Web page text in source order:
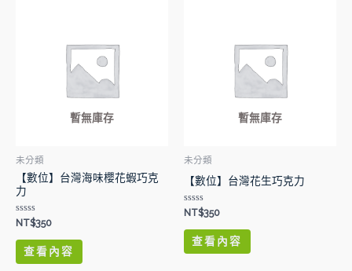
暫無庫存
未分類
【數位】台灣海味櫻花蝦巧克
力
評
0
滿
分
5
NT$350
查看內容
暫無庫存
未分類
【數位】台灣花生巧克力
評
0
滿
分
5
NT$350
查看內容